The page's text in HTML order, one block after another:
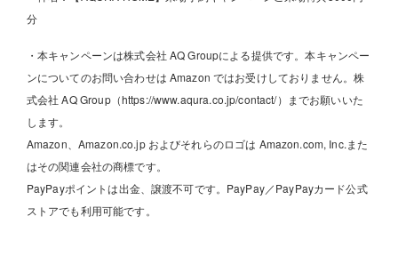
分
・本キャンペーンは株式会社 AQ Groupによる提供です。本キャンペー
ンについてのお問い合わせは Amazon ではお受けしておりません。株
式会社 AQ Group（https://www.aqura.co.jp/contact/）までお願いいた
します。
Amazon、Amazon.co.jp およびそれらのロゴは Amazon.com, Inc.また
はその関連会社の商標です。
PayPayポイントは出金、譲渡不可です。PayPay／PayPayカード公式
ストアでも利用可能です。